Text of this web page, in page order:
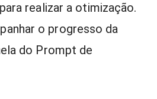
realizar a otimização.
o progresso da
do Prompt de